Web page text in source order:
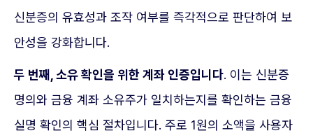
신분증의 유효성과 조작 여부를 즉각적으로 판단하여 보
안성을 강화합니다.
두 번째, 소유 확인을 위한 계좌 인증입니다. 이는 신분증
명의와 금융 계좌 소유주가 일치하는지를 확인하는 금융
실명 확인의 핵심 절차입니다. 주로 1원의 소액을 사용자